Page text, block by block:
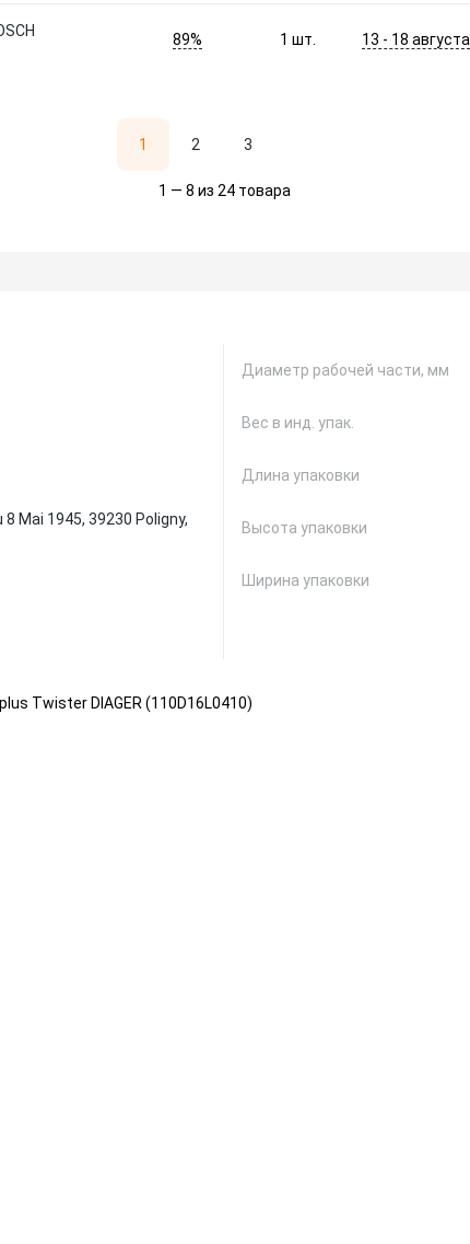
89% 1шт. 13 - 18 августа
1 2 3
1 — 8 из 24 товара
8 Mai 1945, 39230 Poligny,
Диаметр рабочей части, мм
Вес в инд. упак.
Длина упаковки
Высота упаковки
Ширина упаковки
Twister DIAGER (110D16L0410)